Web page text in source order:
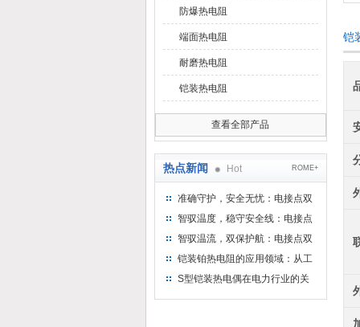
防爆热电阻
端面热电阻
耐磨热电阻
铠装热电阻
查看全部产品
热点新闻 Hot ROME+
准确守护，安全无忧：电接点双
金属温度计——测温新选择
智驭温度，稳守安全线：电接点
双金属温度计的创新守护
智驭温流，双保护航：电接点双
金属温度计在工业领域的革新应
铠装铂热电阻的应用领域：从工
业到科研，无所不在的温度测量
S型铠装热电偶在电力行业的关
铠